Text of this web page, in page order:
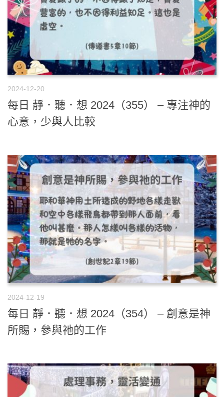
2024-12-20
每日 靜．聽．想 2024（355） – 專注神的
心意，少與人比較
2024-12-19
每日 靜．聽．想 2024（354） – 創意是神
所賜，參與祂的工作